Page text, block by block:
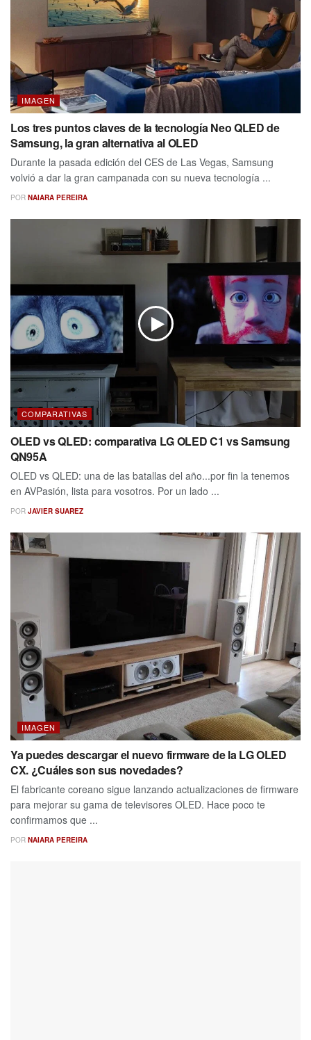
IMAGEN
Los tres puntos claves de la tecnología Neo QLED de
Samsung, la gran alternativa al OLED
Durante la pasada edición del CES de Las Vegas, Samsung
volvió a dar la gran campanada con su nueva tecnología ...
POR NAIARA PEREIRA
COMPARATIVAS
OLED vs QLED: comparativa LG OLED C1 vs Samsung
QN95A
OLED vs QLED: una de las batallas del año...por fin la tenemos
en AVPasión, lista para vosotros. Por un lado ...
POR JAVIER SUAREZ
IMAGEN
Ya puedes descargar el nuevo firmware de la LG OLED
CX. ¿Cuáles son sus novedades?
El fabricante coreano sigue lanzando actualizaciones de firmware
para mejorar su gama de televisores OLED. Hace poco te
confirmamos que ...
POR NAIARA PEREIRA